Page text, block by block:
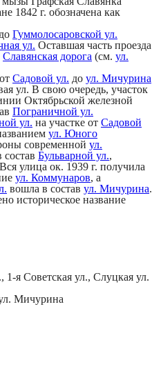
1842 г. обозначена как
до Гуммолосаровской ул.
ул. Оставшая часть проезда
Славянская дорога (см. ул.
от Садовой ул. до ул. Мичурина
ул. В свою очередь, участок
Октябрьской железной
Пограничной ул.
ул. на участке от Садовой
ул. Юного
современной ул.
Бульварной ул.,
Вся улица ок. 1939 г. получила
ул. Коммунаров, а
вошла в состав ул. Мичурина.
историческое название
1-я Советская ул., Слуцкая ул.
Мичурина